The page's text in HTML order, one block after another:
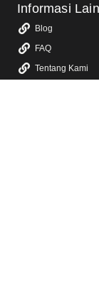
Informasi Lain
Blog
FAQ
Tentang Kami